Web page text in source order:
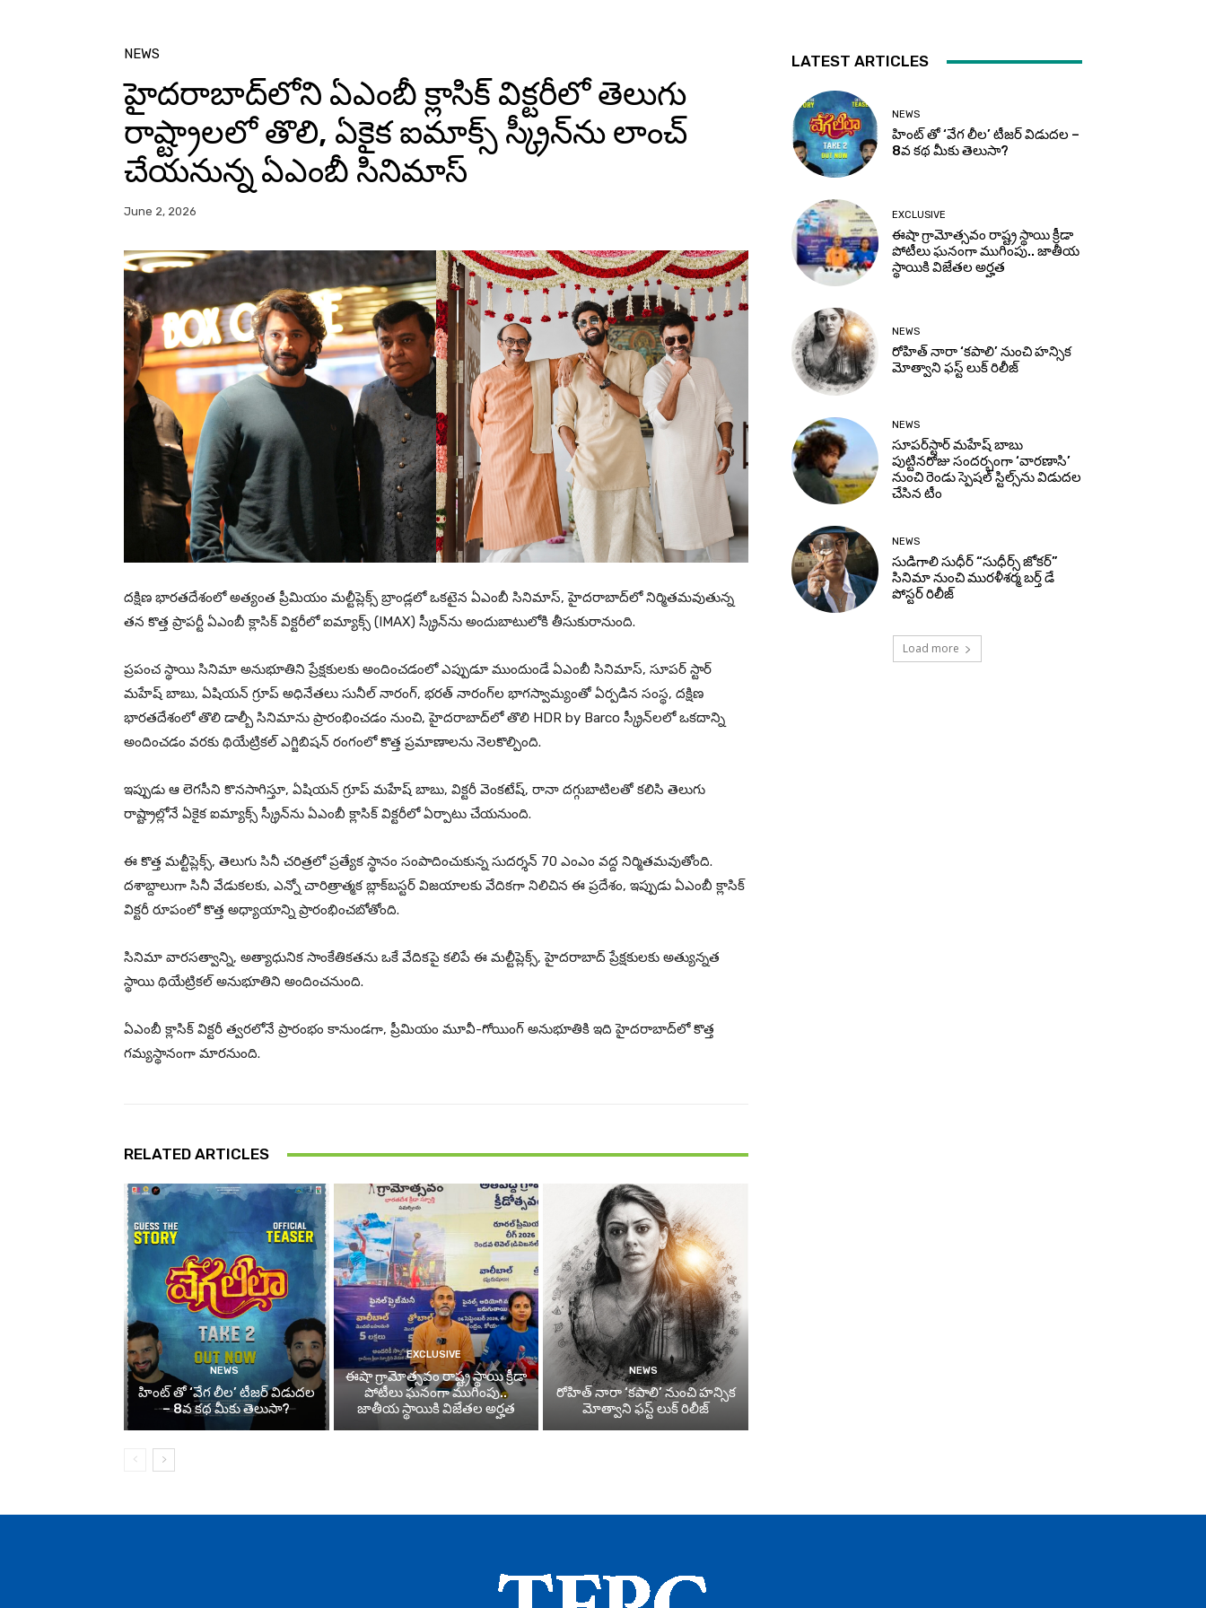
NEWS
హైదరాబాద్‌లోని ఏఎంబీ క్లాసిక్ విక్టరీలో తెలుగు
రాష్ట్రాలలో తొలి, ఏకైక ఐమాక్స్ స్క్రీన్‌ను లాంచ్
చేయనున్న ఏఎంబీ సినిమాస్
June 2, 2026
దక్షిణ భారతదేశంలో అత్యంత ప్రీమియం మల్టీప్లెక్స్ బ్రాండ్లలో ఒకటైన ఏఎంబీ సినిమాస్, హైదరాబాద్‌లో నిర్మితమవుతున్న
తన కొత్త ప్రాపర్టీ ఏఎంబీ క్లాసిక్ విక్టరీలో ఐమ్యాక్స్ (IMAX) స్క్రీన్‌ను అందుబాటులోకి తీసుకురానుంది.
ప్రపంచ స్థాయి సినిమా అనుభూతిని ప్రేక్షకులకు అందించడంలో ఎప్పుడూ ముందుండే ఏఎంబీ సినిమాస్, సూపర్ స్టార్
మహేష్ బాబు, ఏషియన్ గ్రూప్ అధినేతలు సునీల్ నారంగ్, భరత్ నారంగ్‌ల భాగస్వామ్యంతో ఏర్పడిన సంస్థ, దక్షిణ
భారతదేశంలో తొలి డాల్బీ సినిమాను ప్రారంభించడం నుంచి, హైదరాబాద్‌లో తొలి HDR by Barco స్క్రీన్‌లలో ఒకదాన్ని
అందించడం వరకు థియేట్రికల్ ఎగ్జిబిషన్ రంగంలో కొత్త ప్రమాణాలను నెలకొల్పింది.
ఇప్పుడు ఆ లెగసీని కొనసాగిస్తూ, ఏషియన్ గ్రూప్ మహేష్ బాబు, విక్టరీ వెంకటేష్, రానా దగ్గుబాటిలతో కలిసి తెలుగు
రాష్ట్రాల్లోనే ఏకైక ఐమ్యాక్స్ స్క్రీన్‌ను ఏఎంబీ క్లాసిక్ విక్టరీలో ఏర్పాటు చేయనుంది.
ఈ కొత్త మల్టీప్లెక్స్, తెలుగు సినీ చరిత్రలో ప్రత్యేక స్థానం సంపాదించుకున్న సుదర్శన్ 70 ఎంఎం వద్ద నిర్మితమవుతోంది.
దశాబ్దాలుగా సినీ వేడుకలకు, ఎన్నో చారిత్రాత్మక బ్లాక్‌బస్టర్ విజయాలకు వేదికగా నిలిచిన ఈ ప్రదేశం, ఇప్పుడు ఏఎంబీ క్లాసిక్
విక్టరీ రూపంలో కొత్త అధ్యాయాన్ని ప్రారంభించబోతోంది.
సినిమా వారసత్వాన్ని, అత్యాధునిక సాంకేతికతను ఒకే వేదికపై కలిపే ఈ మల్టీప్లెక్స్, హైదరాబాద్ ప్రేక్షకులకు అత్యున్నత
స్థాయి థియేట్రికల్ అనుభూతిని అందించనుంది.
ఏఎంబీ క్లాసిక్ విక్టరీ త్వరలోనే ప్రారంభం కానుండగా, ప్రీమియం మూవీ-గోయింగ్ అనుభూతికి ఇది హైదరాబాద్‌లో కొత్త
గమ్యస్థానంగా మారనుంది.
RELATED ARTICLES
NEWS
హింట్ తో ‘వేగ లీల’ టీజర్ విడుదల
– 8వ కథ మీకు తెలుసా?
EXCLUSIVE
ఈషా గ్రామోత్సవం రాష్ట్ర స్థాయి క్రీడా
పోటీలు ఘనంగా ముగింపు..
జాతీయ స్థాయికి విజేతల అర్హత
NEWS
రోహిత్ నారా ‘కపాలి’ నుంచి హన్సిక
మోత్వాని ఫస్ట్ లుక్ రిలీజ్
LATEST ARTICLES
NEWS
హింట్ తో ‘వేగ లీల’ టీజర్ విడుదల –
8వ కథ మీకు తెలుసా?
EXCLUSIVE
ఈషా గ్రామోత్సవం రాష్ట్ర స్థాయి క్రీడా
పోటీలు ఘనంగా ముగింపు.. జాతీయ
స్థాయికి విజేతల అర్హత
NEWS
రోహిత్ నారా ‘కపాలి’ నుంచి హన్సిక
మోత్వాని ఫస్ట్ లుక్ రిలీజ్
NEWS
సూప‌ర్‌స్టార్ మహేష్ బాబు
పుట్టినరోజు సందర్భంగా ‘వారణాసి’
నుంచి రెండు స్పెషల్ స్టిల్స్‌ను విడుదల
చేసిన టీం
NEWS
సుడిగాలి సుధీర్ “సుధీర్స్ జోకర్”
సినిమా నుంచి మురళీశర్మ బర్త్ డే
పోస్టర్ రిలీజ్
Load more